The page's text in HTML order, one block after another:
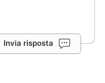
Invia risposta